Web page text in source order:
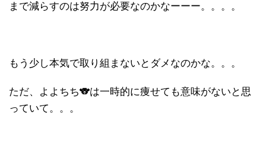
まで減らすのは努力が必要なのかなーーー。。。。
もう少し本気で取り組まないとダメなのかな。。。
ただ、よよちち🐨は一時的に痩せても意味がないと思
っていて。。。